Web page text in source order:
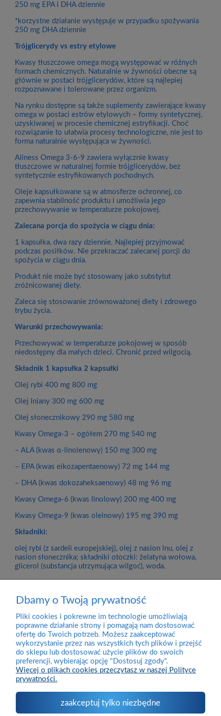
250 mg EPA i DHA dziennie
*korzystne działanie występuje w przypadku spożywania
250 mg DHA dziennie
Trójglicerydy vs estry etylowe
Kwasy tłuszczowe omega mogą występować w różnych
formach chemicznych. Naturalnie w żywności obecne są
głównie w postaci trójglicerydów, które są najlepiej
rozpoznawane i tolerowane przez organizm.
Na rynku dostępne są także suplementy zawierające kwasy
omega w postaci estrów etylowych – formy syntetycznej,
uzyskiwanej w procesie chemicznej estryfikacji. Choć
rozwiązanie to ułatwia procesy technologiczne, nie jest to
forma naturalnie występująca w żywności.
Aliness Omega 3-6-9 zawiera wyłącznie kwasy
tłuszczowe w naturalnej formie trójglicerydów, bez
syntetycznie estryfikowanych pochodnych.
Oleje kapsułkowane są w atmosferze ochronnej, co
zapewnia stabilność produktu i umożliwia jego
przechowywanie w temperaturze pokojowej.
Zalecana porcja do spożycia w ciągu dnia:
1 kapsułka, dwa razy dziennie. Najlepiej przyjmować
podczas posiłków. Nie przekraczać zalecanej porcji do
spożycia w ciągu dnia.
Produkt nie może być stosowany jako substytut
zróżnicowanej diety.
Zaleca się stosowanie zrównoważonej diety i zdrowego
trybu życia.
Warunki przechowywania:
Przechowywać w temperaturze pokojowej w sposób
niedostępny dla małych dzieci. Chronić przed wilgocią.
Składnik 1 kapsułka 2 kapsułki
Olej rybi 400 mg 800 mg
Olej lniany 300 mg 600 mg
Olej słonecznikowy 290 mg 580 mg
Kwasy Omega-3 – ogółem 270 mg 540 mg
– ALA (kwas α-linolenowy) 150 mg 300 mg
– EPA (kwas eikozapentaenowy) 72 mg 144 mg
– DHA (kwas dokozaheksaenowy) 48 mg 96 mg
Kwasy Omega-6 (kwas linolowy) 200 mg 400 mg
Kwasy Omega-9 (kwas oleinowy) 195 mg 390 mg
Składniki:
olej rybi (z sardeli europejskiej), olej z nasion lnu, olej z
nasion słonecznika; składniki otoczki: żelatyna wołowa,
glicerol (substancja utrzymująca wilgoć), woda.
Dostawa
Pomoc
Dbamy o Twoją prywatność
Pliki cookies i pokrewne im technologie umożliwiają
poprawne działanie strony i pomagają nam dostosować
ofertę do Twoich potrzeb. Możesz zaakceptować
wykorzystanie przez nas wszystkich tych plików i przejść
do sklepu lub dostosować użycie plików do swoich
preferencji, wybierając opcję "Dostosuj zgody".
Więcej o plikach cookies przeczytasz w naszej Polityce
prywatności.
zaakceptuj tylko niezbędne